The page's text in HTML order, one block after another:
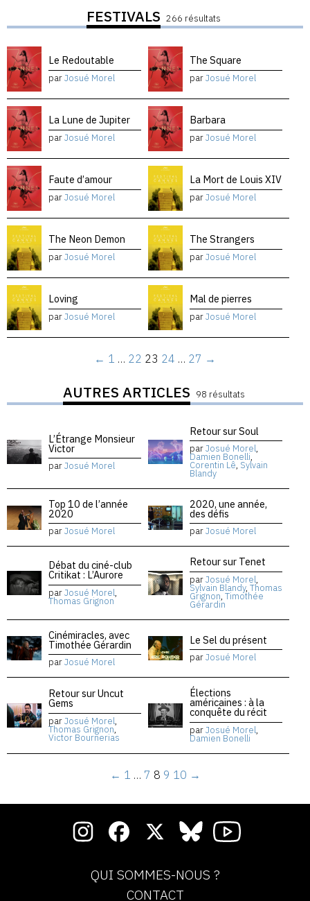
FESTIVALS 266 résultats
Le Redoutable
parJosué Morel
The Square
parJosué Morel
La Lune de Jupiter
parJosué Morel
Barbara
parJosué Morel
Faute d’amour
parJosué Morel
La Mort de Louis XIV
parJosué Morel
The Neon Demon
parJosué Morel
The Strangers
parJosué Morel
Loving
parJosué Morel
Mal de pierres
parJosué Morel
← 1 … 22 23 24 … 27 →
AUTRES ARTICLES 98 résultats
L’Étrange Monsieur
Victor
parJosué Morel
Retour sur Soul
parJosué Morel,
Damien Bonelli,
Corentin Lê, Sylvain
Blandy
Top 10 de l’année
2020
parJosué Morel
2020, une année,
des défis
parJosué Morel
Débat du ciné-club
Critikat : L’Aurore
parJosué Morel,
Thomas Grignon
Retour sur Tenet
parJosué Morel,
Sylvain Blandy, Thomas
Grignon, Timothée
Gérardin
Cinémiracles, avec
Timothée Gérardin
parJosué Morel
Le Sel du présent
parJosué Morel
Retour sur Uncut
Gems
parJosué Morel,
Thomas Grignon,
Victor Bournerias
Élections
américaines : à la
conquête du récit
parJosué Morel,
Damien Bonelli
← 1 … 7 8 9 10 →
QUI SOMMES-NOUS ?
CONTACT